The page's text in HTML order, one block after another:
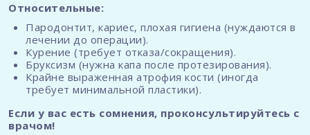
Относительные:
Пародонтит, кариес, плохая гигиена (нуждаются в
лечении до операции).
Курение (требует отказа/сокращения).
Бруксизм (нужна капа после протезирования).
Крайне выраженная атрофия кости (иногда
требует минимальной пластики).
Если у вас есть сомнения, проконсультируйтесь с
врачом!